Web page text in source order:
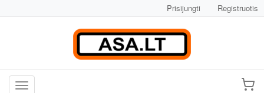
Prisijungti Registruotis
Toggle navigation